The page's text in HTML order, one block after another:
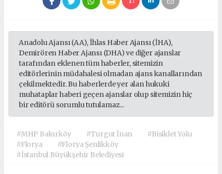
Anadolu Ajansı (AA), İhlas Haber Ajansı (İHA),
Demirören Haber Ajansı (DHA) ve diğer ajanslar
tarafından eklenen tüm haberler, sitemizin
editörlerinin müdahalesi olmadan ajans kanallarından
çekilmektedir. Bu haberlerde yer alan hukuki
muhataplar haberi geçen ajanslar olup sitemizin hiç
bir editörü sorumlu tutulamaz...
#MHP Bakırköy #Turgut İnan
#Bisiklet Yolu
#Florya
#Florya Şenlikköy
#İstanbul Büyükşehir Belediyesi